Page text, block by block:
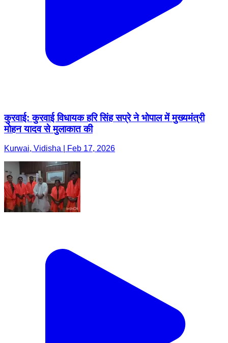
कुरवाई: कुरवाई विधायक हरि सिंह सप्रे ने भोपाल में मुख्यमंत्री
मोहन यादव से मुलाकात की
Kurwai, Vidisha | Feb 17, 2026